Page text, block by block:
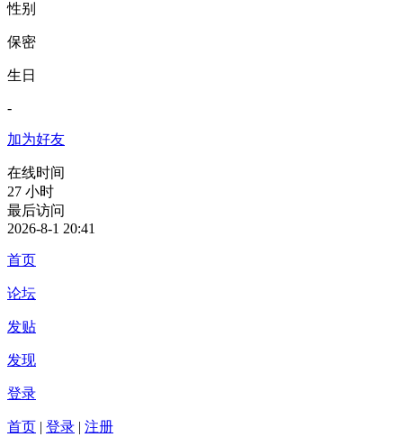
性别
保密
生日
-
加为好友
在线时间
27 小时
最后访问
2026-8-1 20:41
首页
论坛
发贴
发现
登录
首页 | 登录 | 注册